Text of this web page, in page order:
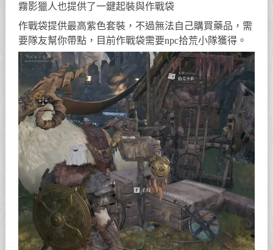
霧影獵人也提供了一鍵起裝與作戰袋
作戰袋提供最高紫色套裝，不過無法自己購買藥品，需
要隊友幫你帶點，目前作戰袋需要npc拾荒小隊獲得。